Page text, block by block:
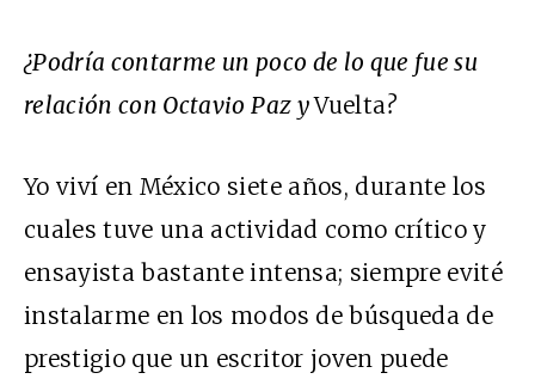
¿Podría contarme un poco de lo que fue su
relación con Octavio Paz yVuelta?
Yo viví en México siete años, durante los
cuales tuve una actividad como crítico y
ensayista bastante intensa; siempre evité
instalarme en los modos de búsqueda de
prestigio que un escritor joven puede